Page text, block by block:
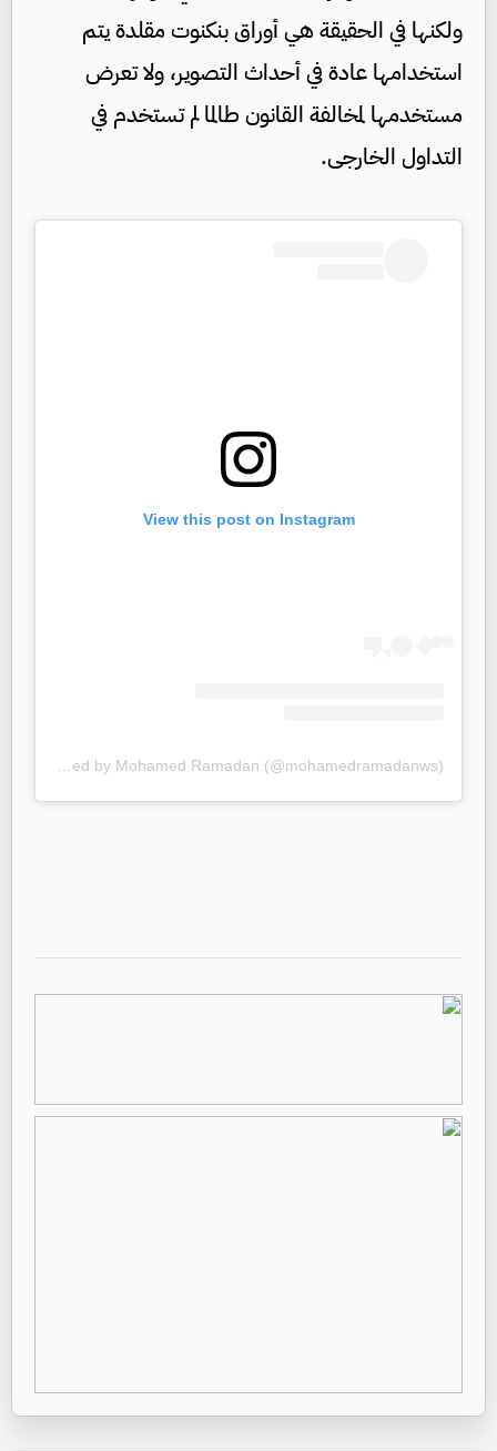
ولكنها في الحقيقة هي أوراق بنكنوت مقلدة يتم
استخدامها عادة في أحداث التصوير، ولا تعرض
مستخدمها لمخالفة القانون طالما لم تستخدم في
التداول الخارجى.
View this post on Instagram
A post shared by Mohamed Ramadan (@mohamedramadanws)